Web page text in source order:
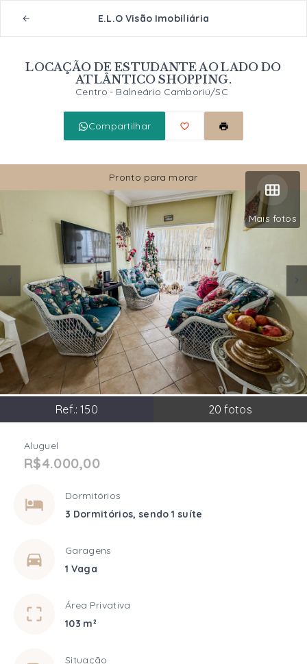
E.L.O Visão Imobiliária
LOCAÇÃO DE ESTUDANTE AO LADO DO
ATLÂNTICO SHOPPING.
Centro - Balneário Camboriú/SC
Compartilhar
Mais fotos
Ref.:150 20 fotos
Pronto para morar
Aluguel
R$4.000,00
Dormitórios
3 Dormitórios, sendo 1 suíte
Garagens
1 Vaga
Área Privativa
103 m²
Situação